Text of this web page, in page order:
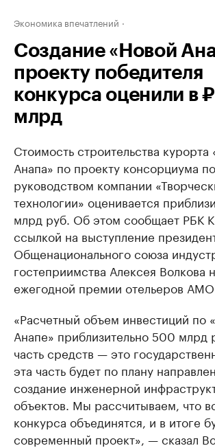
Экономика впечатлений
Создание «Новой
проекту победителя
конкурса оценили в
млрд
Стоимость строительства курорта
Анапа» по проекту консорциума
руководством компании
технологии» оценивается
млрд руб. Об этом сообщает РБК
ссылкой на выступление
Общенационального союза
гостеприимства Алексея Волкова
ежегодной премии отельеров
«Расчетный объем инвестиций по
Анапе» приблизительно 500 млрд
часть средств — это
эта часть будет по плану
создание инженерной
объектов. Мы рассчитываем, что
конкурса объединятся, и в итоге
современный проект», — сказал